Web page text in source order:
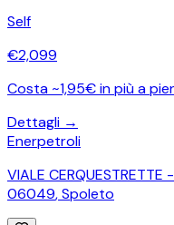
Self
€2,099
Costa ~1,95€ in più a
Dettagli →
Enerpetroli
VIALE CERQUESTRETTE
06049,Spoleto